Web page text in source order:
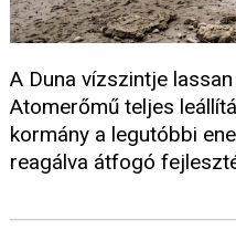
A Duna vízszintje
Atomerőmű teljes
kormány a legutóbbi
reagálva átfogó